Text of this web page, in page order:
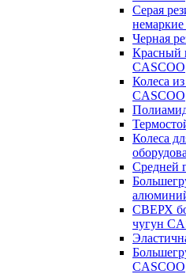
Серая
Черная
Красный
CASCOO
Колеса
CASCOO
Колеса
Средней
СВЕРХ
чугун
CASCOO